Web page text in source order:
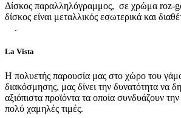
€74,00.είναι:
€37,00.
Δίσκος παραλληλόγραμμος, σε χρώμα roz-
δίσκος είναι μεταλλικός εσωτερικά και
.
La Vista
Η πολυετής παρουσία μας στο χώρο του
διακόσμησης, μας δίνει την δυνατότητα να
αξιόπιστα προϊόντα τα οποία συνδυάζουν
πολύ χαμηλές τιμές.